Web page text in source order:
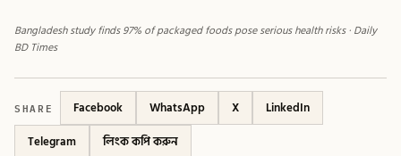
Bangladesh study finds 97% of packaged foods pose serious health risks · Daily
BD Times
SHARE Facebook WhatsApp X
LinkedIn
Telegram
লিংক কপি করুন